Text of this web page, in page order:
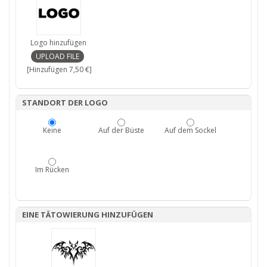
Logo hinzufügen
[Hinzufügen 7,50 €]
STANDORT DER LOGO
Keine Auf der Büste Auf dem Sockel
Im Rücken
EINE TÄTOWIERUNG HINZUFÜGEN